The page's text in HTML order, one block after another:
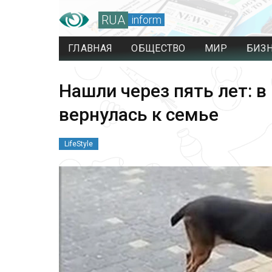
RUA inform
ГЛАВНАЯ ОБЩЕСТВО МИР
Нашли через пять лет:
вернулась к семье
LifeStyle